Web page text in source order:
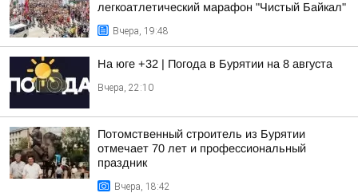
легкоатлетический марафон "Чистый Байкал"
Вчера, 19:48
На юге +32 | Погода в Бурятии на 8 августа
Вчера, 22:10
Потомственный строитель из Бурятии
отмечает 70 лет и профессиональный
праздник
Вчера, 18:42